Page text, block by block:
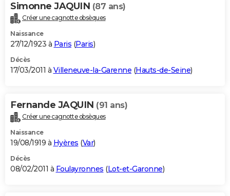
Simonne JAQUIN (87 ans)
Créer une cagnotte obsèques
Naissance
27/12/1923 à Paris (Paris)
Décès
17/03/2011 à Villeneuve-la-Garenne (Hauts-de-Seine)
Fernande JAQUIN (91 ans)
Créer une cagnotte obsèques
Naissance
19/08/1919 à Hyères (Var)
Décès
08/02/2011 à Foulayronnes (Lot-et-Garonne)